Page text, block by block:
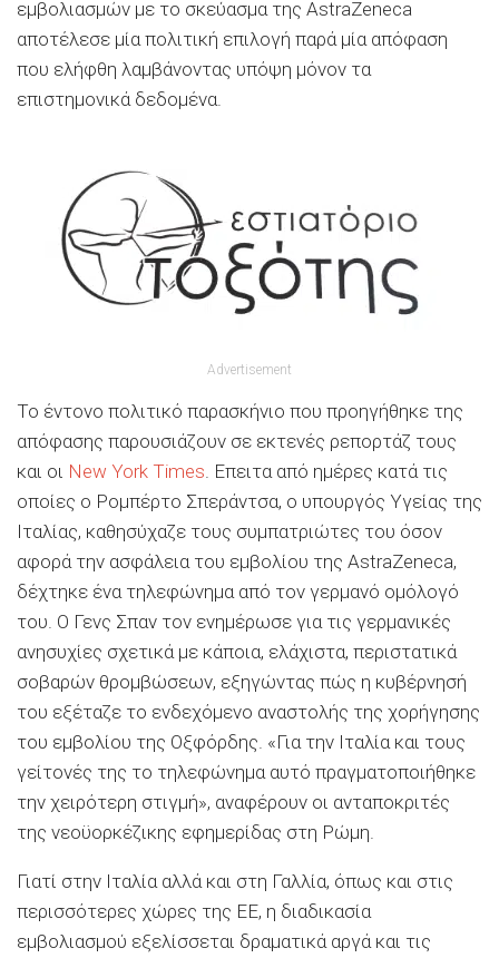
εμβολιασμών με το σκεύασμα της AstraZeneca
αποτέλεσε μία πολιτική επιλογή παρά μία απόφαση
που ελήφθη λαμβάνοντας υπόψη μόνον τα
επιστημονικά δεδομένα.
Advertisement
Το έντονο πολιτικό παρασκήνιο που προηγήθηκε της
απόφασης παρουσιάζουν σε εκτενές ρεπορτάζ τους
και οι New York Times . Επειτα από ημέρες κατά τις
οποίες ο Ρομπέρτο Σπεράντσα, ο υπουργός Υγείας της
Ιταλίας, καθησύχαζε τους συμπατριώτες του όσον
αφορά την ασφάλεια του εμβολίου της AstraZeneca,
δέχτηκε ένα τηλεφώνημα από τον γερμανό ομόλογό
του. Ο Γενς Σπαν τον ενημέρωσε για τις γερμανικές
ανησυχίες σχετικά με κάποια, ελάχιστα, περιστατικά
σοβαρών θρομβώσεων, εξηγώντας πώς η κυβέρνησή
του εξέταζε το ενδεχόμενο αναστολής της χορήγησης
του εμβολίου της Οξφόρδης. «Για την Ιταλία και τους
γείτονές της το τηλεφώνημα αυτό πραγματοποιήθηκε
την χειρότερη στιγμή», αναφέρουν οι ανταποκριτές
της νεοϋορκέζικης εφημερίδας στη Ρώμη.
Γιατί στην Ιταλία αλλά και στη Γαλλία, όπως και στις
περισσότερες χώρες της ΕΕ, η διαδικασία
εμβολιασμού εξελίσσεται δραματικά αργά και τις